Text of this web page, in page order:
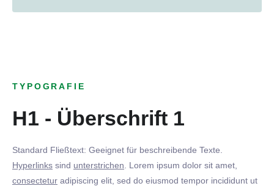
TYPOGRAFIE
H1 - Überschrift 1
Standard Fließtext: Geeignet für beschreibende Texte.
Hyperlinks sind unterstrichen . Lorem ipsum dolor sit amet,
consectetur adipiscing elit, sed do eiusmod tempor incididunt ut